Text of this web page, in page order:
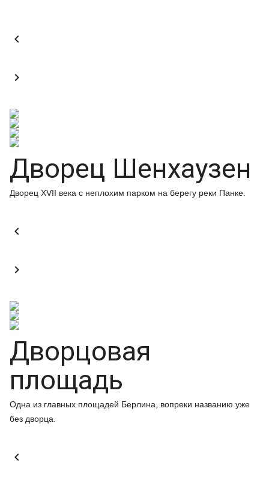


Дворец Шенхаузен
Дворец XVII века с неплохим парком на берегу реки Панке.


Дворцовая
площадь
Одна из главных площадей Берлина, вопреки названию уже
без дворца.
